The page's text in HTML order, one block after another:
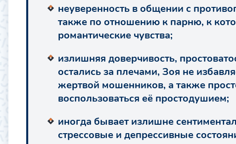
неуверенность в общении с
также по отношению к парню, к
романтические чувства;
излишняя доверчивость,
остались за плечами, Зоя не
жертвой мошенников, а также
воспользоваться её простодушием;
иногда бывает излишне
стрессовые и депрессивные